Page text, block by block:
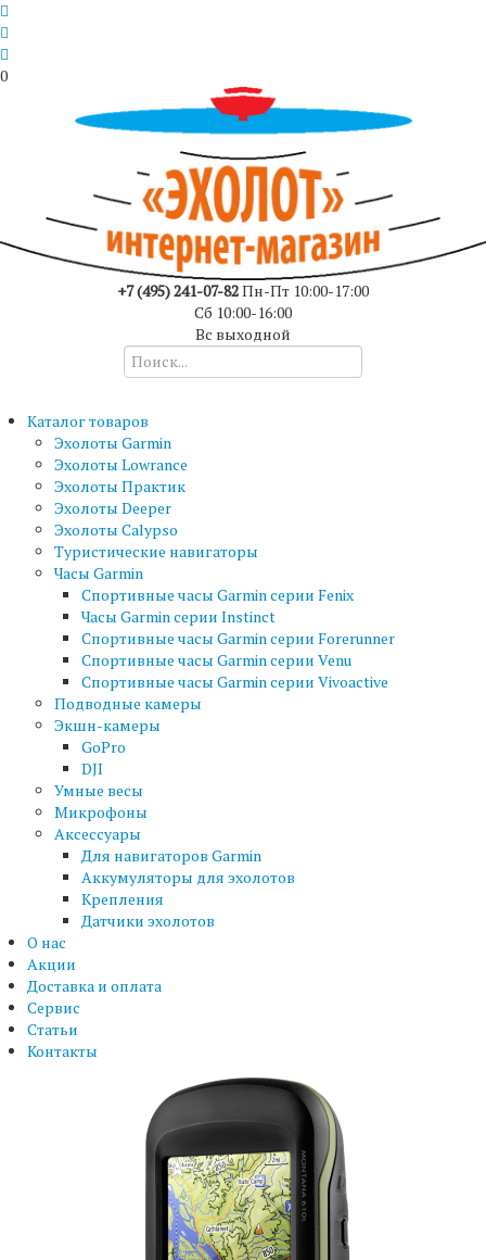
0
+7 (495) 241-07-82Пн-Пт 10:00-17:00
Сб 10:00-16:00
Вс выходной
Каталог товаров
Эхолоты Garmin
Эхолоты Lowrance
Эхолоты Практик
Эхолоты Deeper
Эхолоты Calypso
Туристические навигаторы
Часы Garmin
Спортивные часы Garmin серии Fenix
Часы Garmin серии Instinct
Спортивные часы Garmin серии Forerunner
Спортивные часы Garmin серии Venu
Спортивные часы Garmin серии Vivoactive
Подводные камеры
Экшн-камеры
GoPro
DJI
Умные весы
Микрофоны
Аксессуары
Для навигаторов Garmin
Аккумуляторы для эхолотов
Крепления
Датчики эхолотов
О нас
Акции
Доставка и оплата
Сервис
Статьи
Контакты